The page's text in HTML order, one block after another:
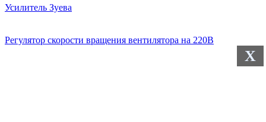
X
Усилитель Зуева
Регулятор скорости вращения вентилятора на 220В